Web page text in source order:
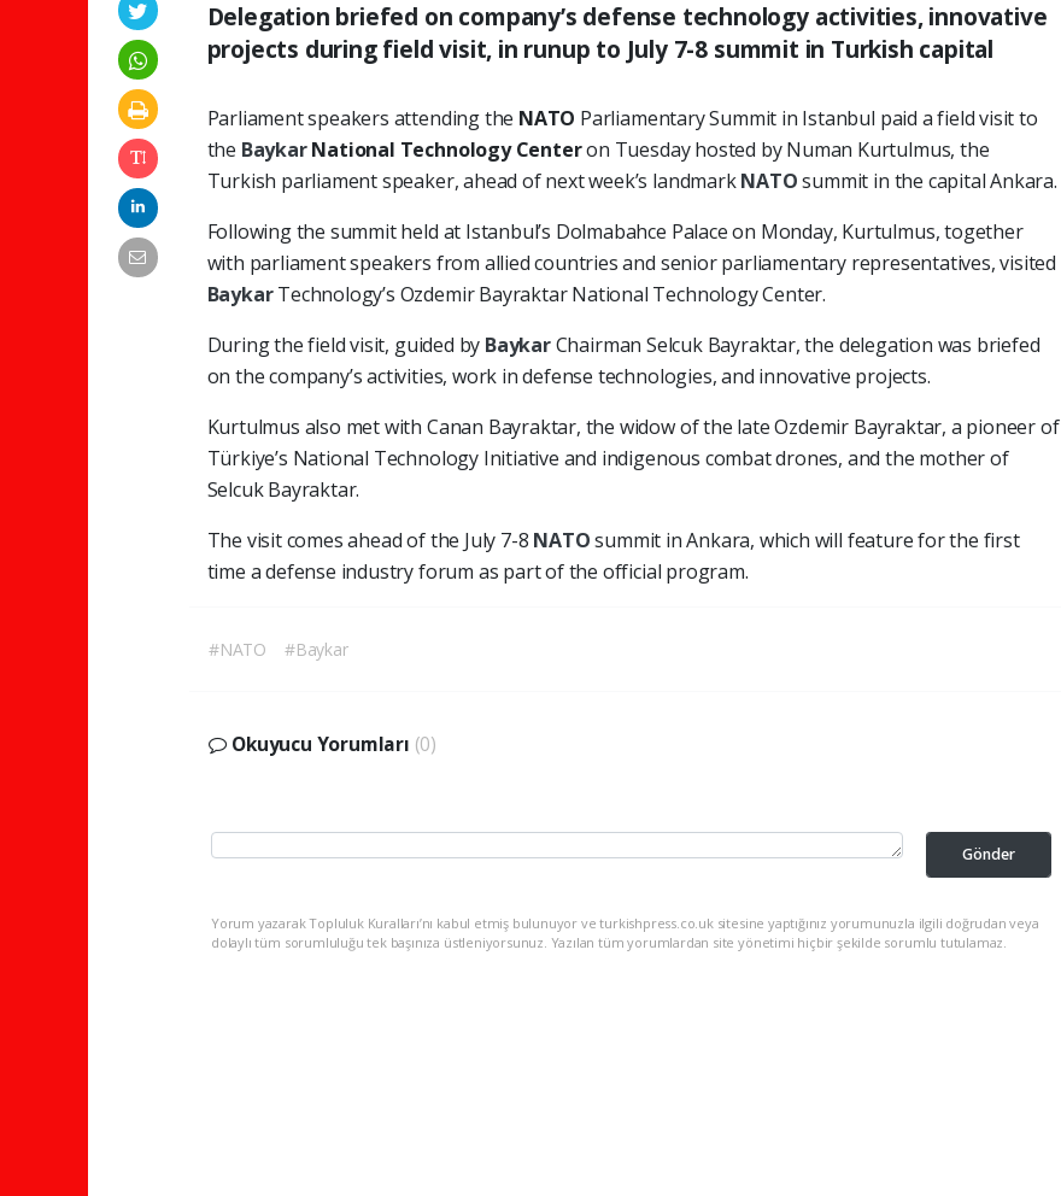
Delegation briefed on company’s defense technology activities, innovative
projects during field visit, in runup to July 7-8 summit in Turkish capital
Parliament speakers attending the NATO Parliamentary Summit in Istanbul paid a field visit to
the BaykarNational Technology Centeron Tuesday hosted by Numan Kurtulmus, the
Turkish parliament speaker, ahead of next week’s landmarkNATOsummit in the capital Ankara.
Following the summit held at Istanbul’s Dolmabahce Palace on Monday, Kurtulmus, together
with parliament speakers from allied countries and senior parliamentary representatives, visited
BaykarTechnology’s Ozdemir Bayraktar National Technology Center.
During the field visit, guided by BaykarChairman Selcuk Bayraktar, the delegation was briefed
on the company’s activities, work in defense technologies, and innovative projects.
Kurtulmus also met with Canan Bayraktar, the widow of the late Ozdemir Bayraktar, a pioneer of
Türkiye’s National Technology Initiative and indigenous combat drones, and the mother of
Selcuk Bayraktar.
The visit comes ahead of the July 7-8 NATOsummit in Ankara, which will feature for the first
time a defense industry forum as part of the official program.
#NATO #Baykar
Okuyucu Yorumları (0)
Gönder
Yorum yazarak Topluluk Kuralları’nı kabul etmiş bulunuyor ve turkishpress.co.uk sitesine yaptığınız yorumunuzla ilgili doğrudan veya
dolaylı tüm sorumluluğu tek başınıza üstleniyorsunuz. Yazılan tüm yorumlardan site yönetimi hiçbir şekilde sorumlu tutulamaz.